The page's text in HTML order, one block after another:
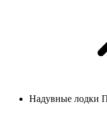
Надувные лодки